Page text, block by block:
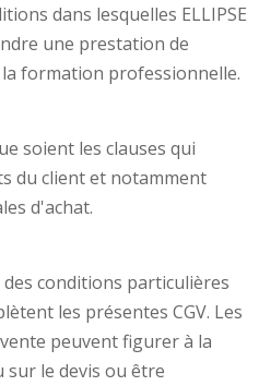
dans lesquelles ELLIPSE
une prestation de
formation professionnelle.
soient les clauses qui
du client et notamment
d'achat.
conditions particulières
les présentes CGV. Les
peuvent figurer à la
sur le devis ou être